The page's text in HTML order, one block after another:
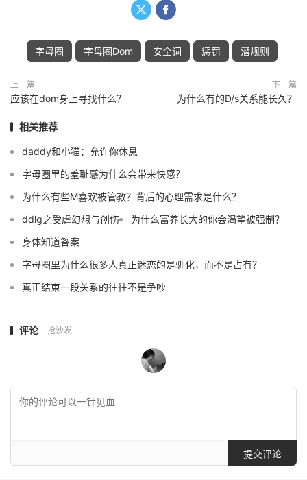
 
字母圈 字母圈Dom 安全词 惩罚 潜规则
上一篇
应该在dom身上寻找什么？
下一篇
为什么有的D/s关系能长久？
相关推荐
daddy和小猫：允许你休息
字母圈里的羞耻感为什么会带来快感？
为什么有些M喜欢被管教？背后的心理需求是什么？
ddlg之受虐幻想与创伤
为什么富养长大的你会渴望被强制？
身体知道答案
字母圈里为什么很多人真正迷恋的是驯化，而不是占有？
真正结束一段关系的往往不是争吵
评论 抢沙发
提交评论